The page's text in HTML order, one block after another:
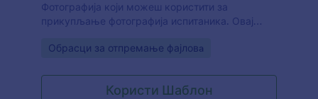
Фотографија који можеш користити за
прикупљање фотографија испитаника. Овај
отпремљену фотографију, заједно са
Прилагоди овај образац према својим
потребама и почни да прикупљаш фотографије
Go to Category:
Обрасци за отпремање фајловa
Користи Шаблон